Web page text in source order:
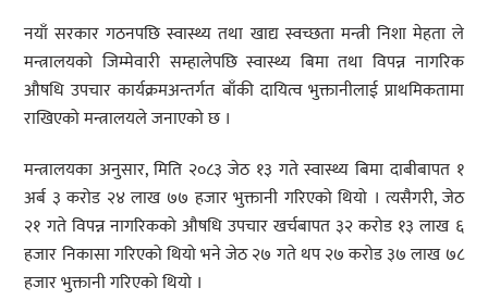
नयाँ सरकार गठनपछि स्वास्थ्य तथा खाद्य स्वच्छता मन्त्री निशा मेहता ले
मन्त्रालयको जिम्मेवारी सम्हालेपछि स्वास्थ्य बिमा तथा विपन्न नागरिक
औषधि उपचार कार्यक्रमअन्तर्गत बाँकी दायित्व भुक्तानीलाई प्राथमिकतामा
राखिएको मन्त्रालयले जनाएको छ ।
मन्त्रालयका अनुसार, मिति २०८३ जेठ १३ गते स्वास्थ्य बिमा दाबीबापत १
अर्ब ३ करोड २४ लाख ७७ हजार भुक्तानी गरिएको थियो । त्यसैगरी, जेठ
२१ गते विपन्न नागरिकको औषधि उपचार खर्चबापत ३२ करोड १३ लाख ६
हजार निकासा गरिएको थियो भने जेठ २७ गते थप २७ करोड ३७ लाख ७८
हजार भुक्तानी गरिएको थियो ।